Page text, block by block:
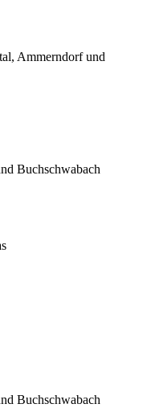
Ammerndorf und
Buchschwabach
Buchschwabach